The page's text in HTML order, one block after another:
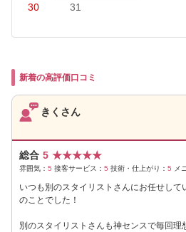
30 31
新着の高評価口コミ
きくさん
総合 5 ★★★★★
雰囲気： 5 接客サービス： 5 技術・仕上がり： 5 メ
いつも別のスタイリストさんにお任せして
のことでした！
別のスタイリストさんも神センスで毎回理